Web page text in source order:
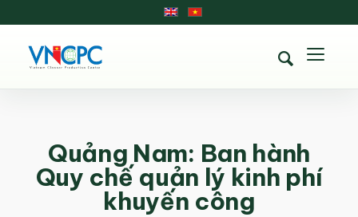
Quảng Nam: Ban hành
Quy chế quản lý kinh phí
khuyến công